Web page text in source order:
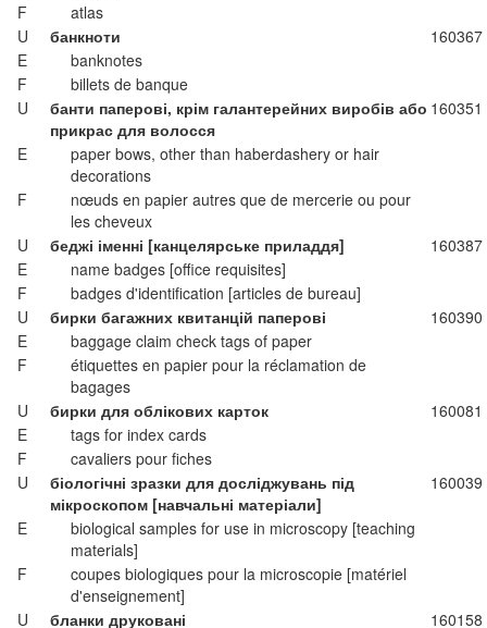
F
atlas
U
банкноти
160367
E
banknotes
F
billets de banque
U
банти паперові, крім галантерейних виробів або
прикрас для волосся
160351
E
paper bows, other than haberdashery or hair
decorations
F
nœuds en papier autres que de mercerie ou pour
les cheveux
U
беджі іменні [канцелярське приладдя]
160387
E
name badges [office requisites]
F
badges d'identification [articles de bureau]
U
бирки багажних квитанцій паперові
160390
E
baggage claim check tags of paper
F
étiquettes en papier pour la réclamation de
bagages
U
бирки для облікових карток
160081
E
tags for index cards
F
cavaliers pour fiches
U
біологічні зразки для досліджувань під
мікроскопом [навчальні матеріали]
160039
E
biological samples for use in microscopy [teaching
materials]
F
coupes biologiques pour la microscopie [matériel
d'enseignement]
U
бланки друковані 160158